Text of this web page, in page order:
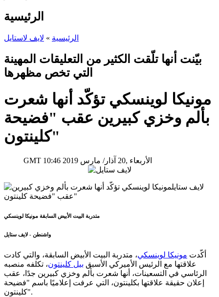
الرئيسية
الرئيسية » لايف لاستايل
بيّنت أنها تلّقت الكثير من التعليقات المهينة
التي تخص مظهرها
مونيكا لوينسكي تؤكّد أنها شعرت
بألم وخزي كبيرين عقب "فضيحة
كلينتون"
GMT 10:46 2019 الأربعاء ,20 آذار/ مارس
متدربة البيت الأبيض السابقة مونيكا لوينسكي
واشنطن - لايف ستايل
أكّدت مونيكا لوينسكي، متدربة البيت الأبيض السابقة، والتي كادت
علاقتها مع الرئيس الأميركي الأسبق بيل كلينتون، تكلفه منصبه
الرئاسي في التسعينات، أنها شعرت بألم وخزي كبيرين جدًا، عقب
إعلان حقيقة علاقتها بكلينتون، التي عرفت إعلاميًا باسم "فضيحة
كلينتون".